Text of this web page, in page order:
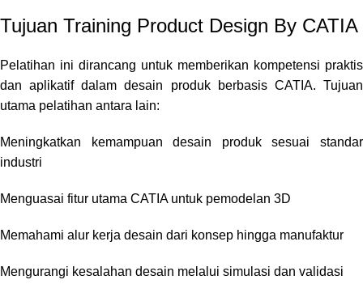
Tujuan Training Product Design By CATIA
Pelatihan ini dirancang untuk memberikan kompetensi praktis
dan aplikatif dalam desain produk berbasis CATIA. Tujuan
utama pelatihan antara lain:
Meningkatkan kemampuan desain produk sesuai standar
industri
Menguasai fitur utama CATIA untuk pemodelan 3D
Memahami alur kerja desain dari konsep hingga manufaktur
Mengurangi kesalahan desain melalui simulasi dan validasi